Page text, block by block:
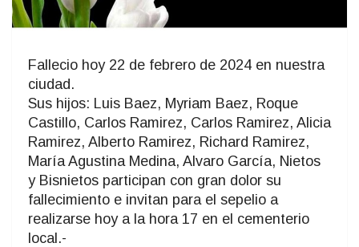
Fallecio hoy 22 de febrero de 2024 en nuestra
ciudad.
Sus hijos: Luis Baez, Myriam Baez, Roque
Castillo, Carlos Ramirez, Carlos Ramirez, Alicia
Ramirez, Alberto Ramirez, Richard Ramirez,
María Agustina Medina, Alvaro García, Nietos
y Bisnietos participan con gran dolor su
fallecimiento e invitan para el sepelio a
realizarse hoy a la hora 17 en el cementerio
local.-